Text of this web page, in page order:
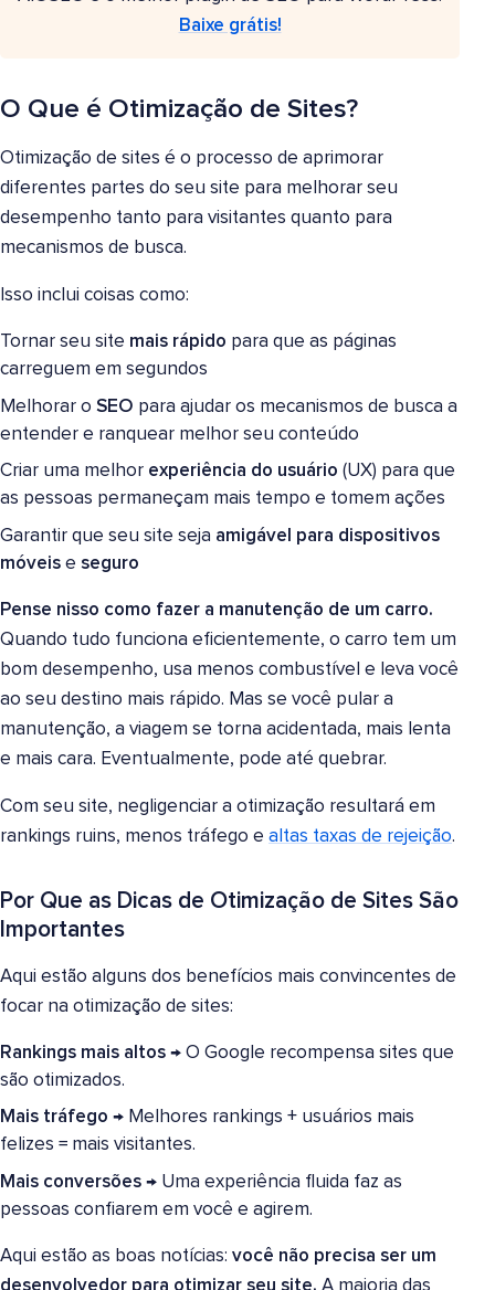
Baixe grátis!
O Que é Otimização de Sites?
Otimização de sites é o processo de aprimorar
diferentes partes do seu site para melhorar seu
desempenho tanto para visitantes quanto para
mecanismos de busca.
Isso inclui coisas como:
Tornar seu site mais rápido para que as páginas
carreguem em segundos
Melhorar o SEO para ajudar os mecanismos de busca a
entender e ranquear melhor seu conteúdo
Criar uma melhor experiência do usuário (UX) para que
as pessoas permaneçam mais tempo e tomem ações
Garantir que seu site seja amigável para dispositivos
móveis e seguro
Pense nisso como fazer a manutenção de um carro.
Quando tudo funciona eficientemente, o carro tem um
bom desempenho, usa menos combustível e leva você
ao seu destino mais rápido. Mas se você pular a
manutenção, a viagem se torna acidentada, mais lenta
e mais cara. Eventualmente, pode até quebrar.
Com seu site, negligenciar a otimização resultará em
rankings ruins, menos tráfego e altas taxas de rejeição.
Por Que as Dicas de Otimização de Sites São
Importantes
Aqui estão alguns dos benefícios mais convincentes de
focar na otimização de sites:
Rankings mais altos → O Google recompensa sites que
são otimizados.
Mais tráfego → Melhores rankings + usuários mais
felizes = mais visitantes.
Mais conversões → Uma experiência fluida faz as
pessoas confiarem em você e agirem.
Aqui estão as boas notícias: você não precisa ser um
desenvolvedor para otimizar seu site. A maioria das